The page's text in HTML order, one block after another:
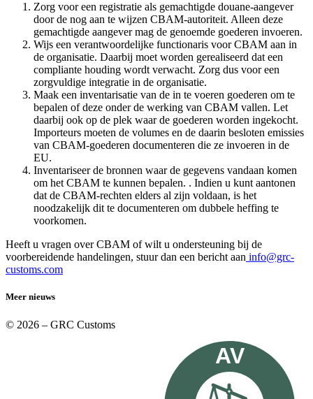
Zorg voor een registratie als gemachtigde douane-aangever
door de nog aan te wijzen CBAM-autoriteit. Alleen deze
gemachtigde aangever mag de genoemde goederen invoeren.
Wijs een verantwoordelijke functionaris voor CBAM aan in
de organisatie. Daarbij moet worden gerealiseerd dat een
compliante houding wordt verwacht. Zorg dus voor een
zorgvuldige integratie in de organisatie.
Maak een inventarisatie van de in te voeren goederen om te
bepalen of deze onder de werking van CBAM vallen. Let
daarbij ook op de plek waar de goederen worden ingekocht.
Importeurs moeten de volumes en de daarin besloten emissies
van CBAM-goederen documenteren die ze invoeren in de
EU.
Inventariseer de bronnen waar de gegevens vandaan komen
om het CBAM te kunnen bepalen. . Indien u kunt aantonen
dat de CBAM-rechten elders al zijn voldaan, is het
noodzakelijk dit te documenteren om dubbele heffing te
voorkomen.
Heeft u vragen over CBAM of wilt u ondersteuning bij de
voorbereidende handelingen, stuur dan een bericht aan info@grc-
customs.com
Meer nieuws
© 2026 – GRC Customs
AV